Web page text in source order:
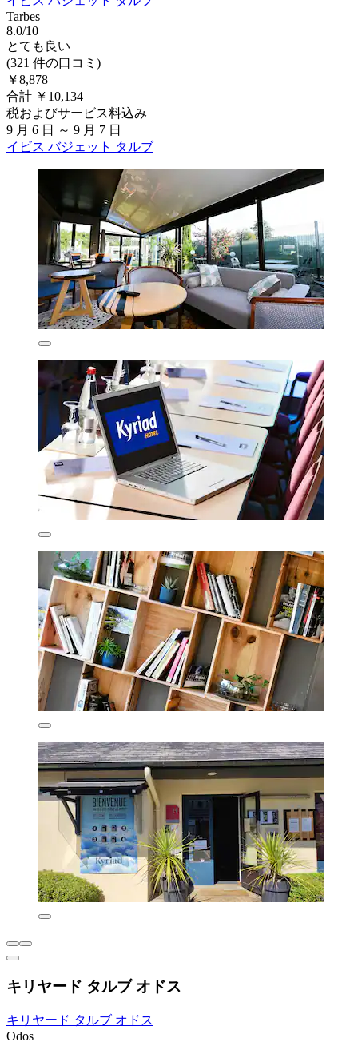
Tarbes
8.0/10
とても良い
(321 件の口コミ)
￥8,878
合計 ￥10,134
税およびサービス料込み
9 月 6 日 ～ 9 月 7 日
イビス バジェット タルブ
キリヤード タルブ オドス
キリヤード タルブ オドス
Odos